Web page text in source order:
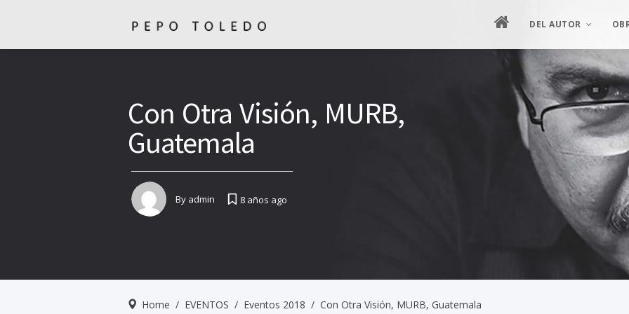
DEL AUTOR
MANIFIESTO
HOJA DE VIDA
SEMBLANZA
ENTREVISTAS
CRÍTICA
PRODUCCIÓN ARTÍSTICA
Con Otra Visión, MURB,
Guatemala
By admin 8 años ago
Home / EVENTOS / Eventos 2018 / Con Otra Visión, MURB, Guatemala